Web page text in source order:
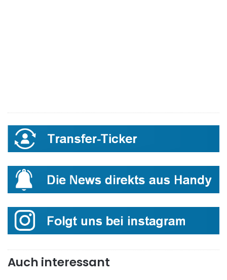
Auch interessant